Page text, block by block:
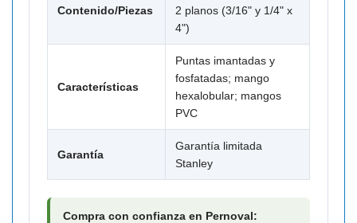
Contenido/Piezas
2 planos (3/16" y 1/4" x
4")
Características
Puntas imantadas y
fosfatadas; mango
hexalobular; mangos
PVC
Garantía
Garantía limitada
Stanley
Compra con confianza en Pernoval: